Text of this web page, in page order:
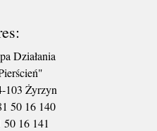
Działania
103 Żyrzyn
50 16 140
16 141